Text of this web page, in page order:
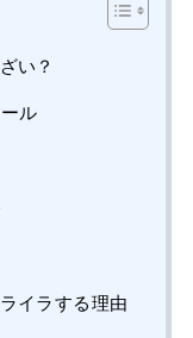
い？
ル
イラする理由